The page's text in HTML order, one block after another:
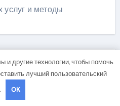
услуг и методы
и другие технологии, чтобы помочь
лучший пользовательский
OK